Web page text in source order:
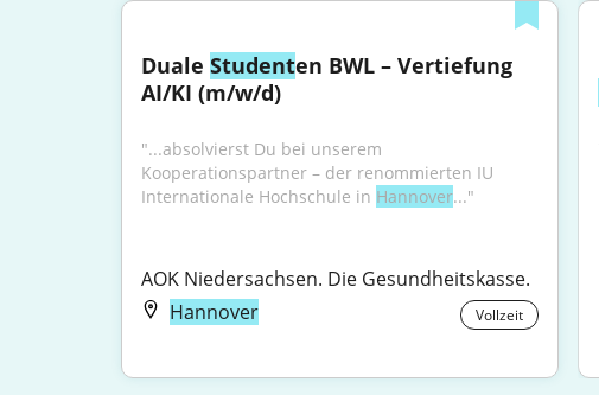
Duale Studenten BWL – Vertiefung
AI/KI (m/w/d)
"...absolvierst Du bei unserem
Kooperationspartner – der renommierten IU
Internationale Hochschule in Hannover..."
AOK Niedersachsen. Die Gesundheitskasse.
Hannover
Vollzeit